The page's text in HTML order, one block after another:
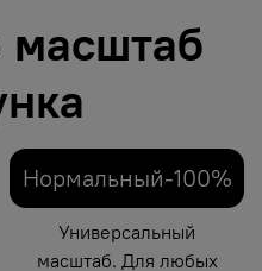
масштаб
Нормальный-100%
Универсальный
масштаб. Для любых